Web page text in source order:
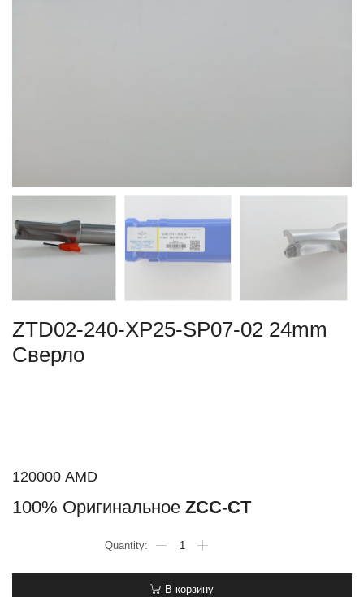
ZTD02-240-XP25-SP07-02 24mm
Сверло
120000 AMD
100% Оригинальное ZCC-CT
В корзину